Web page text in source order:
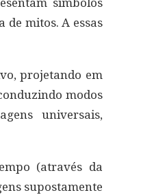
símbolos
mitos. A essas
projetando em
modos
universais,
(através da
supostamente